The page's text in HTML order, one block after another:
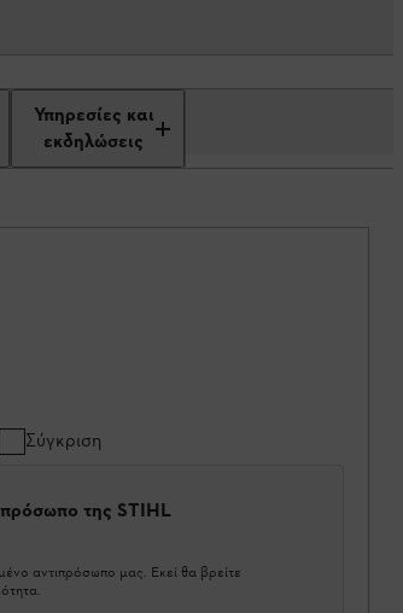
Υπηρεσίες και
εκδηλώσεις
Σύγκριση
της STIHL
αντιπρόσωπο μας. Εκεί θα βρείτε